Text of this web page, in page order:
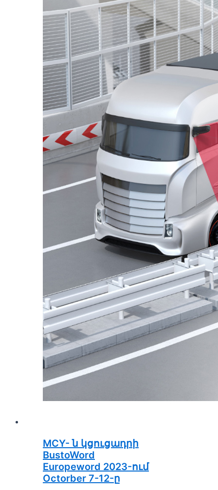
MCY- ն կցուցադրի
BustoWord
Europeword 2023-ում
Octorber 7-12-ը